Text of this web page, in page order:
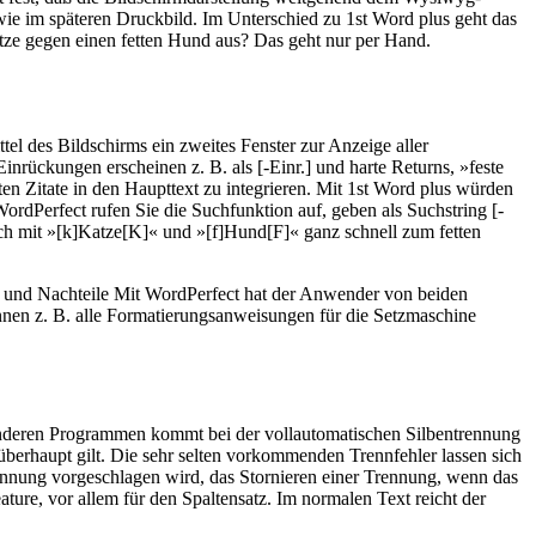
im späteren Druckbild. Im Unterschied zu 1st Word plus geht das
gegen einen fetten Hund aus? Das geht nur per Hand.
des Bildschirms ein zweites Fenster zur Anzeige aller
erscheinen z. B. als [-Einr.] und harte Returns, »feste
Zitate in den Haupttext zu integrieren. Mit 1st Word plus würden
rufen Sie die Suchfunktion auf, geben als Suchstring [-
mit »[k]Katze[K]« und »[f]Hund[F]« ganz schnell zum fetten
Nachteile Mit WordPerfect hat der Anwender von beiden
z. B. alle Formatierungsanweisungen für die Setzmaschine
Programmen kommt bei der vollautomatischen Silbentrennung
gilt. Die sehr selten vorkommenden Trennfehler lassen sich
vorgeschlagen wird, das Stornieren einer Trennung, wenn das
vor allem für den Spaltensatz. Im normalen Text reicht der